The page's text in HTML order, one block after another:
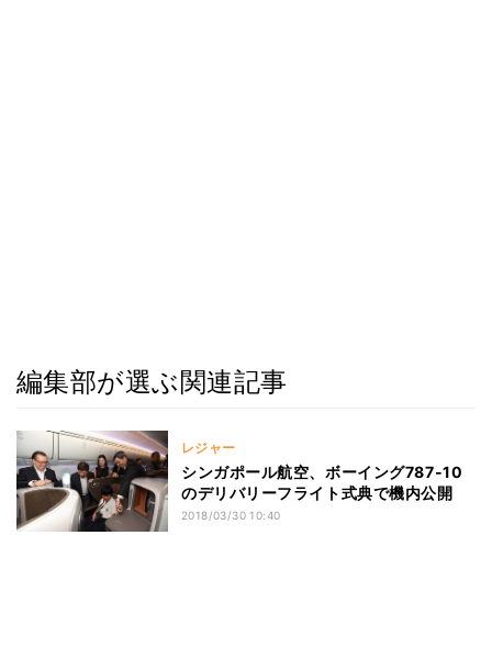
編集部が選ぶ関連記事
レジャー
シンガポール航空、ボーイング787-10
のデリバリーフライト式典で機内公開
2018/03/30 10:40